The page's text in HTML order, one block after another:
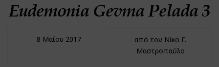
Eudemonia Gevma Pelada 3
8 Μαΐου 2017
από τον Νίκο Γ.
Μαστροπαύλο